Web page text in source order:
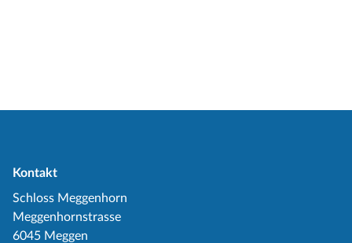
Kontakt
Schloss Meggenhorn
Meggenhornstrasse
6045 Meggen